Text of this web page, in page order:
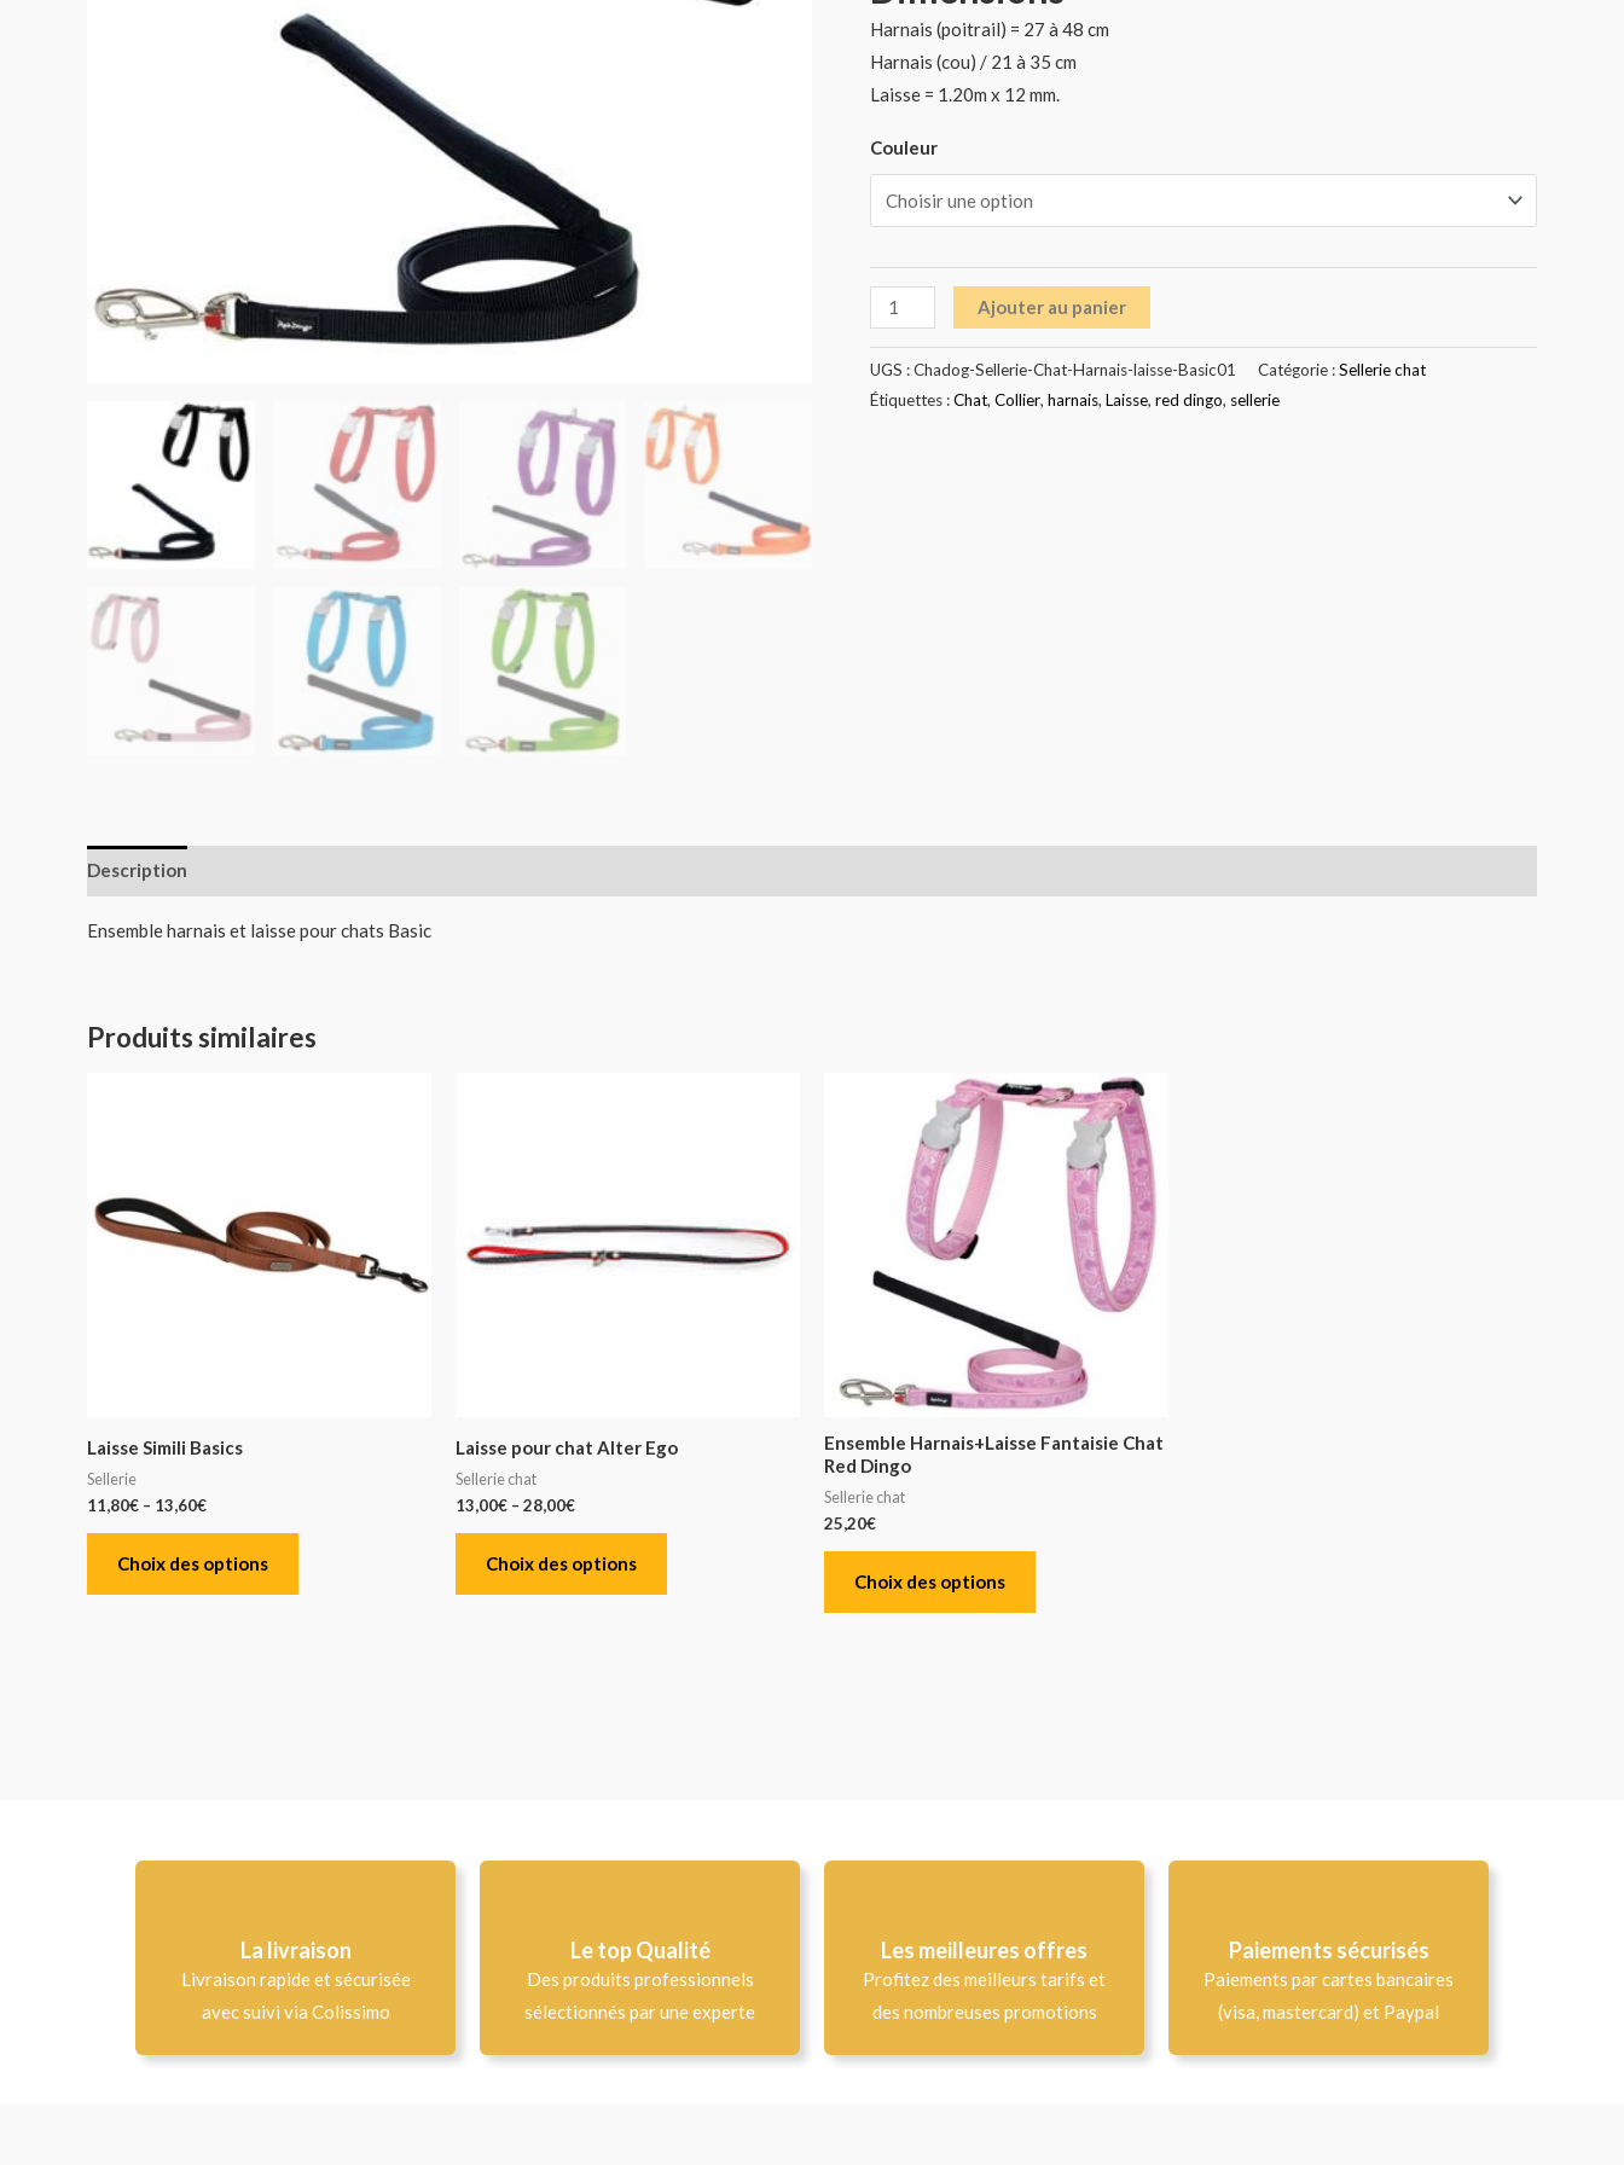
Harnais (poitrail) = 27 à 48 cm
Harnais (cou) / 21 à 35 cm
Laisse = 1.20m x 12 mm.
Couleur
Ajouter au panier
UGS :Chadog-Sellerie-Chat-Harnais-laisse-Basic01 Catégorie :Sellerie chat
Étiquettes :Chat, Collier, harnais, Laisse, red dingo, sellerie
Description
Ensemble harnais et laisse pour chats Basic
Produits similaires
Laisse Simili Basics
Sellerie
11,80€ – 13,60€
Choix des options
Laisse pour chat Alter Ego
Sellerie chat
13,00€ – 28,00€
Choix des options
Ensemble Harnais+Laisse Fantaisie Chat
Red Dingo
Sellerie chat
25,20€
Choix des options
La livraison
Livraison rapide et sécurisée
avec suivi via Colissimo
Le top Qualité​
Des produits professionnels
sélectionnés par une experte
Les meilleures offres
Profitez des meilleurs tarifs et
des nombreuses promotions
Paiements sécurisés
Paiements par cartes bancaires
(visa, mastercard) et Paypal